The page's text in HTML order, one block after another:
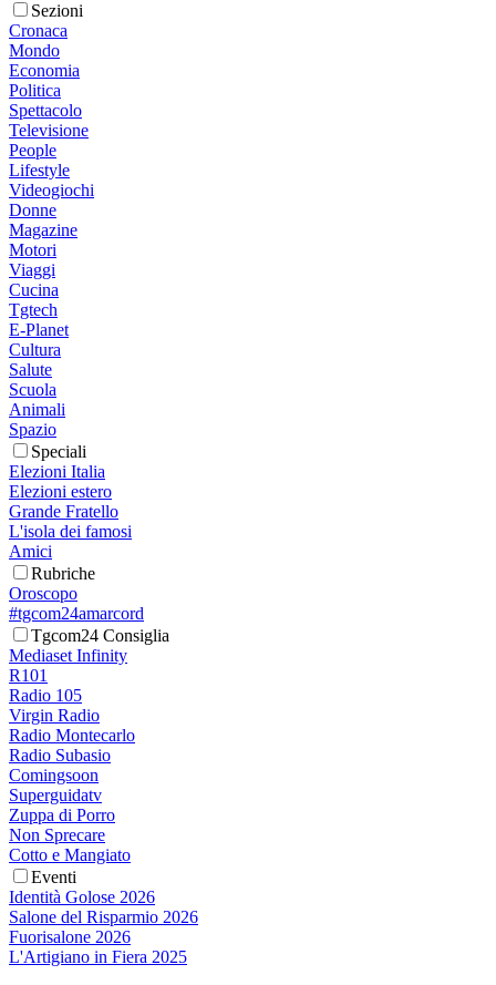
Sezioni
Cronaca
Mondo
Economia
Politica
Spettacolo
Televisione
People
Lifestyle
Videogiochi
Donne
Magazine
Motori
Viaggi
Cucina
Tgtech
E-Planet
Cultura
Salute
Scuola
Animali
Spazio
Speciali
Elezioni Italia
Elezioni estero
Grande Fratello
L'isola dei famosi
Amici
Rubriche
Oroscopo
#tgcom24amarcord
Tgcom24 Consiglia
Mediaset Infinity
R101
Radio 105
Virgin Radio
Radio Montecarlo
Radio Subasio
Comingsoon
Superguidatv
Zuppa di Porro
Non Sprecare
Cotto e Mangiato
Eventi
Identità Golose 2026
Salone del Risparmio 2026
Fuorisalone 2026
L'Artigiano in Fiera 2025